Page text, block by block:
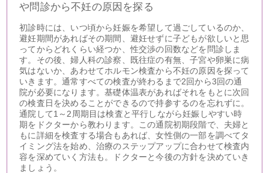
や問診から不妊の原因を探る
初診時には、いつ頃から妊娠を希望して過ごしているのか、
避妊期間があればその期間、避妊せずに子どもが欲しいと思
ってからどれくらい経つか、性交渉の回数などを問診しま
す。その後、婦人科の診察、既往症の有無、子宮や卵巣に病
気はないか、あわせてホルモン検査から不妊の原因を探って
いきます。通常すべての検査が終わるまで2回から3回の通
院が必要になります。基礎体温表があればそれをもとに次回
の検査日を決めることができるので持参するのを忘れずに。
通院して1～2周期目は検査と平行しながら妊娠しやすい時
期をドクターから教わります。この通院初期段階で、夫婦と
もに詳細を検査する場合もあれば、女性側の一部を調べてタ
イミング法を始め、治療のステップアップに合わせて検査内
容を深めていく方法も。ドクターと今後の方針を決めていき
ましょう。